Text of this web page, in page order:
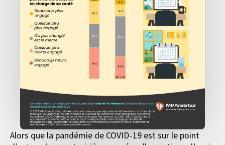
Alors que la pandémie de COVID-19 est sur le point